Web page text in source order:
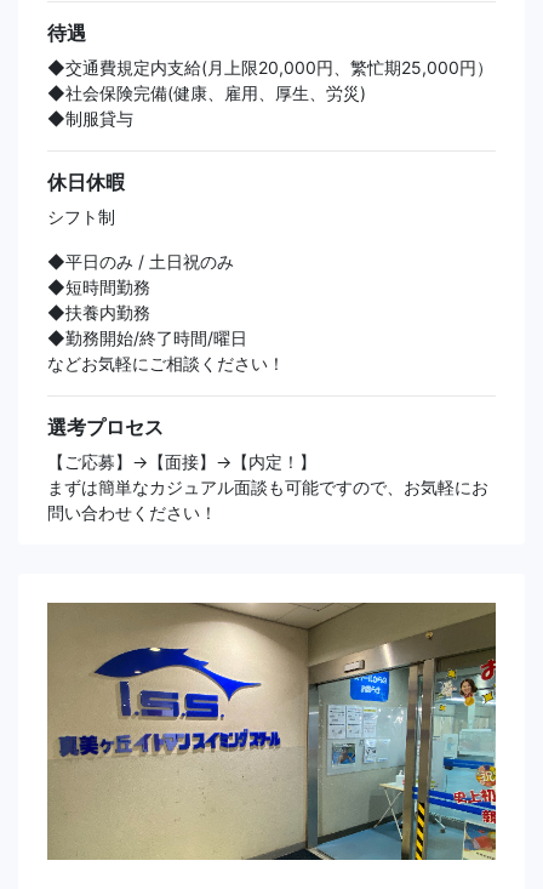
待遇
◆交通費規定内支給(月上限20,000円、繁忙期25,000円）
◆社会保険完備(健康、雇用、厚生、労災)
◆制服貸与
休日休暇
シフト制
◆平日のみ / 土日祝のみ
◆短時間勤務
◆扶養内勤務
◆勤務開始/終了時間/曜日
などお気軽にご相談ください！
選考プロセス
【ご応募】→【面接】→【内定！】
まずは簡単なカジュアル面談も可能ですので、お気軽にお
問い合わせください！